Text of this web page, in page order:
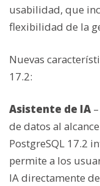
usabilidad, que
flexibilidad de la
Nuevas
17.2:
Asistente de IA
de datos al
PostgreSQL 17.2
permite a los
IA directamente